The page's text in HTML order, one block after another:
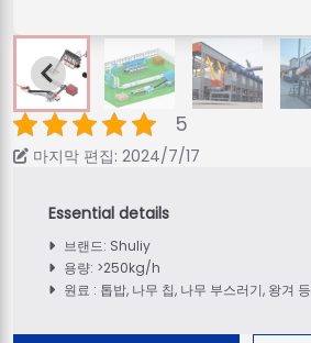
5
마지막 편집: 2024/7/17
브랜드: Shuliy
용량: >250kg/h
원료 : 톱밥, 나무 칩, 나무 부스러기, 왕겨 등